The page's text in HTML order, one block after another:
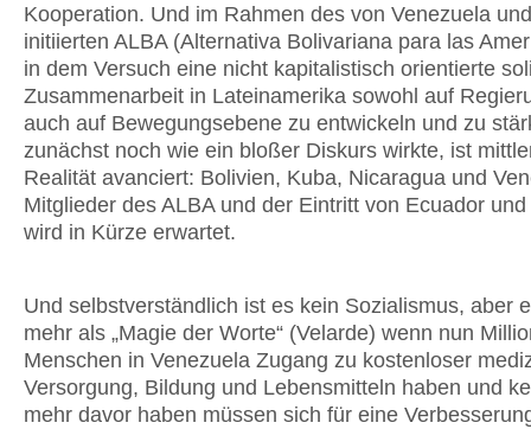
Kooperation. Und im Rahmen des von Venezuela
initiierten ALBA (Alternativa Bolivariana para las
in dem Versuch eine nicht kapitalistisch orientierte
Zusammenarbeit in Lateinamerika sowohl auf
auch auf Bewegungsebene zu entwickeln und zu
zunächst noch wie ein bloßer Diskurs wirkte, ist
Realität avanciert: Bolivien, Kuba, Nicaragua und
Mitglieder des ALBA und der Eintritt von Ecuador
wird in Kürze erwartet.
Und selbstverständlich ist es kein Sozialismus, aber
mehr als „Magie der Worte“ (Velarde) wenn nun
Menschen in Venezuela Zugang zu kostenloser
Versorgung, Bildung und Lebensmitteln haben und
mehr davor haben müssen sich für eine